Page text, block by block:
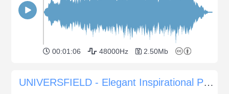
00:01:06 48000Hz 2.50Mb
UNIVERSFIELD - Elegant Inspirational Piano Melody